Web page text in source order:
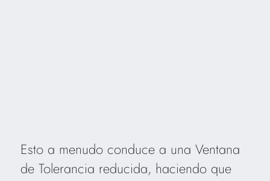
Esto a menudo conduce a una Ventana
de Tolerancia reducida, haciendo que